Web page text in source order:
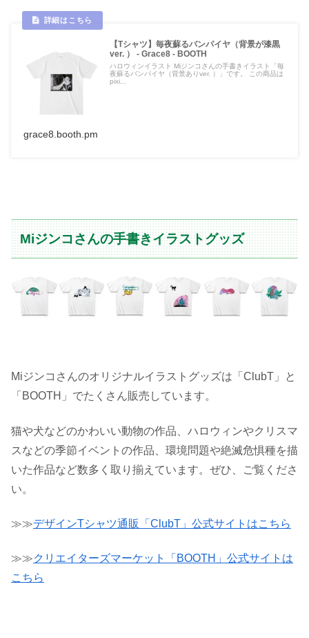
【Tシャツ】毎夜蘇るバンパイヤ（背景が漆黒
ver. ） - Grace8 - BOOTH
ハロウィンイラスト Miジンコさんの手書きイラスト「毎
夜蘇るバンパイヤ（背景ありver. ）」です。 この商品は
pixi...
grace8.booth.pm
Miジンコさんの手書きイラストグッズ
Miジンコさんのオリジナルイラストグッズは「ClubT」と
「BOOTH」でたくさん販売しています。
猫や犬などのかわいい動物の作品、ハロウィンやクリスマ
スなどの季節イベントの作品、環境問題や絶滅危惧種を描
いた作品など数多く取り揃えています。ぜひ、ご覧くださ
い。
≫≫デザインTシャツ通販「ClubT」公式サイトはこちら
≫≫クリエイターズマーケット「BOOTH」公式サイトは
こちら